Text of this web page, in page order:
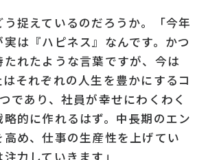
捉えているのだろうか。「今年
は『ハピネス』なんです。かつ
たれたような言葉ですが、今は
それぞれの人生を豊かにするコ
であり、社員が幸せにわくわく
的に作れるはず。中長期のエン
め、仕事の生産性を上げてい